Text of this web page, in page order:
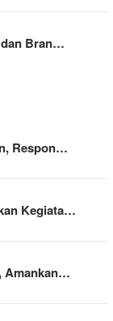
Bran…
Respon…
Kegiata…
Amankan…